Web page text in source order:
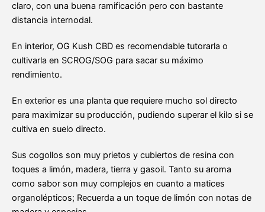
claro, con una buena ramificación pero con bastante
distancia internodal.
En interior, OG Kush CBD es recomendable tutorarla o
cultivarla en SCROG/SOG para sacar su máximo
rendimiento.
En exterior es una planta que requiere mucho sol directo
para maximizar su producción, pudiendo superar el kilo si se
cultiva en suelo directo.
Sus cogollos son muy prietos y cubiertos de resina con
toques a limón, madera, tierra y gasoil. Tanto su aroma
como sabor son muy complejos en cuanto a matices
organolépticos; Recuerda a un toque de limón con notas de